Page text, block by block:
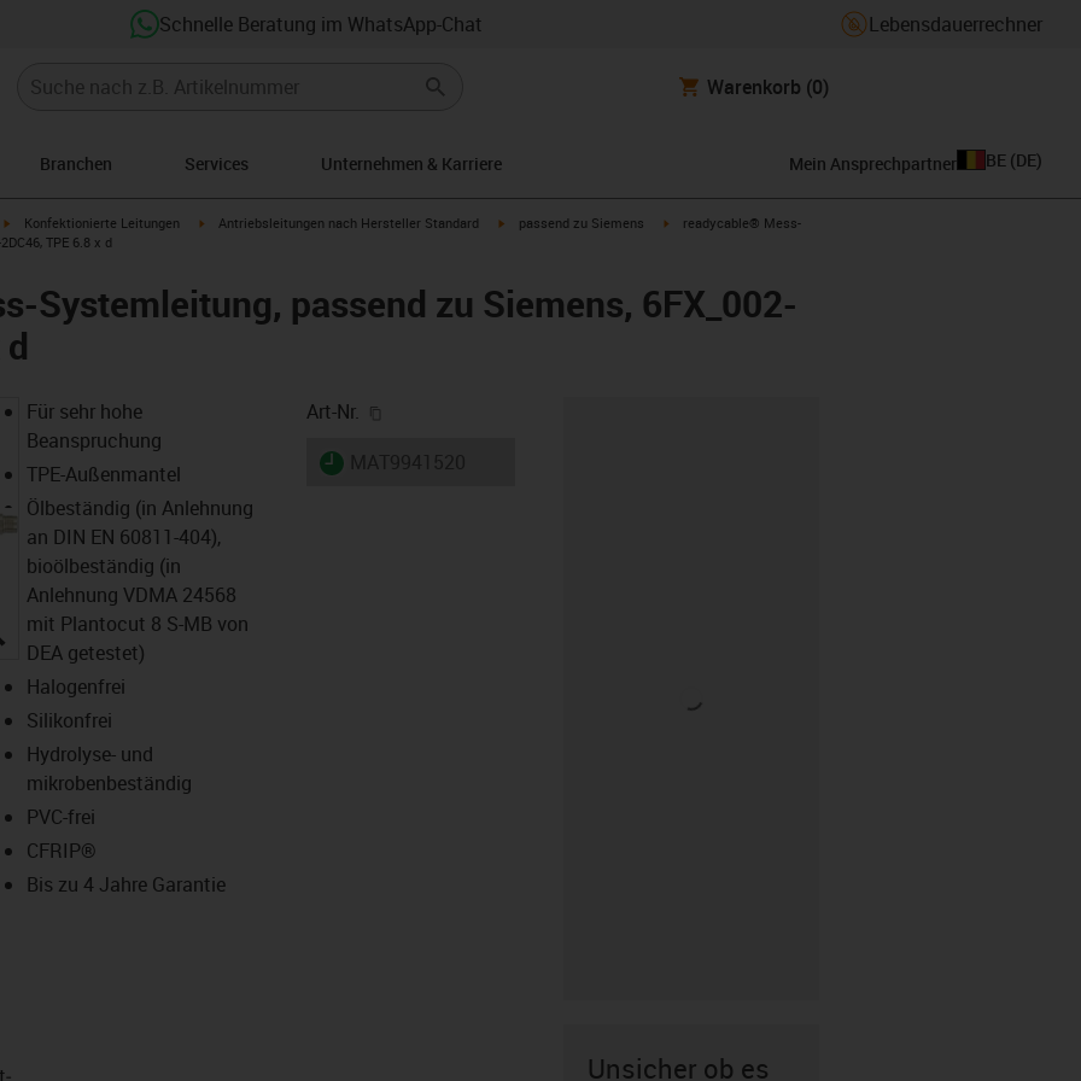
Schnelle Beratung im WhatsApp-Chat Lebensdauerrechner
Warenkorb (0)
Branchen Services Unternehmen & Karriere Mein Ansprechpartner BE (DE)
igus-icon-arrow-right
Konfektionierte Leitungen igus-icon-arrow-right
Antriebsleitungen nach Hersteller Standard igus-icon-arrow-right
passend zu Siemens igus-icon-arrow-right
readycable® Mess-
TPE 6.8 x d
Systemleitung, passend zu Siemens, 6FX_002-
igus-icon-lupe
Für sehr hohe
Beanspruchung
TPE-Außenmantel
Ölbeständig (in Anlehnung
an DIN EN 60811-404),
bioölbeständig (in
Anlehnung VDMA 24568
mit Plantocut 8 S-MB von
DEA getestet)
Halogenfrei
Silikonfrei
Hydrolyse- und
mikrobenbeständig
PVC-frei
CFRIP®
Bis zu 4 Jahre Garantie
Art-Nr.
igus-icon-lieferzeit
Unsicher ob es